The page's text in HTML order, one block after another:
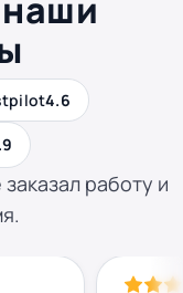
4.6
работу и